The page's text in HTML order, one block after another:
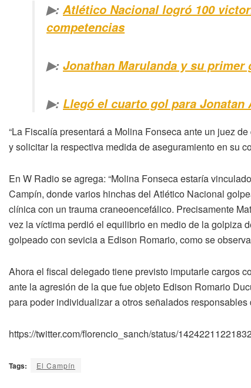
▶: Atlético Nacional logró 100
competencias
▶: Jonathan Marulanda y su
▶: Llegó el cuarto gol para
“La Fiscalía presentará a Molina Fonseca ante un juez
y solicitar la respectiva medida de aseguramiento en su
En W Radio se agrega: “Molina Fonseca estaría
Campín, donde varios hinchas del Atlético Nacional
clínica con un trauma craneoencefálico. Precisamente
vez la víctima perdió el equilibrio en medio de la golpiza
golpeado con sevicia a Edison Romario, como se
Ahora el fiscal delegado tiene previsto imputarle cargos
ante la agresión de la que fue objeto Edison Romario
para poder individualizar a otros señalados
https://twitter.com/florencio_sanch/status/
Tags: El Campín